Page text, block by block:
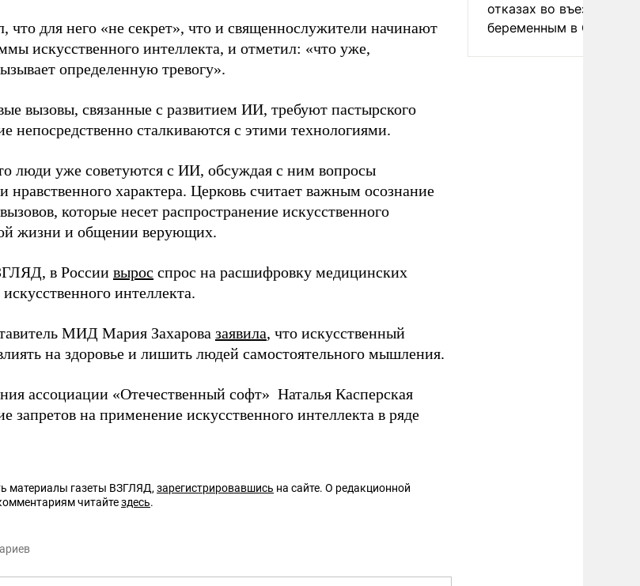
что для него «не секрет», что и священнослужители начинают
искусственного интеллекта, и отметил: «что уже,
определенную тревогу».
вызовы, связанные с развитием ИИ, требуют пастырского
непосредственно сталкиваются с этими технологиями.
люди уже советуются с ИИ, обсуждая с ним вопросы
нравственного характера. Церковь считает важным осознание
которые несет распространение искусственного
жизни и общении верующих.
в России вырос спрос на расшифровку медицинских
интеллекта.
МИД Мария Захарова заявила, что искусственный
на здоровье и лишить людей самостоятельного мышления.
ассоциации «Отечественный софт» Наталья Касперская
запретов на применение искусственного интеллекта в ряде
материалы газеты ВЗГЛЯД,зарегистрировавшись на сайте. О редакционной
читайтездесь.
отказах во въезде
беременным в США